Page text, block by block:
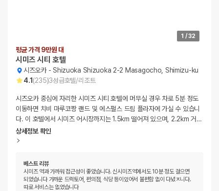
1 /32
평균 가격 9만원 대
시미즈 시티 호텔
시즈오카- Shizuoka Shizuoka 2-2 Masagocho, Shimizu-ku
4.1 (235)3성급호텔/리조트
시즈오카 중심에 자리한 시미즈 시티 호텔에 머무실 경우 차로 5분 정도
이동하면 치비 마루코짱 랜드 및 에스펄스 드림 플라자에 가실 수 있습니
다. 이 호텔에서 시미즈 어시장까지는 1.5km 떨어져 있으며, 2.2km 거…
상세정보 확인
베스트 리뷰
시미즈 역과 가까워 접근성이 좋았습니다. 신시미즈역에서도 10분 정도 걸으면
되었습니다 가까운 드럭토어, 편의점, 식당 등이있어서 불편함 없이 다녔ㅈ니다.
따로 서비스는 없었습니다